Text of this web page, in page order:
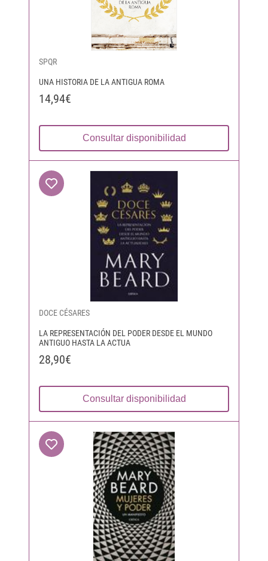
SPQR
UNA HISTORIA DE LA ANTIGUA ROMA
14,94€
Consultar disponibilidad
DOCE CÉSARES
LA REPRESENTACIÓN DEL PODER DESDE EL MUNDO
ANTIGUO HASTA LA ACTUA
28,90€
Consultar disponibilidad